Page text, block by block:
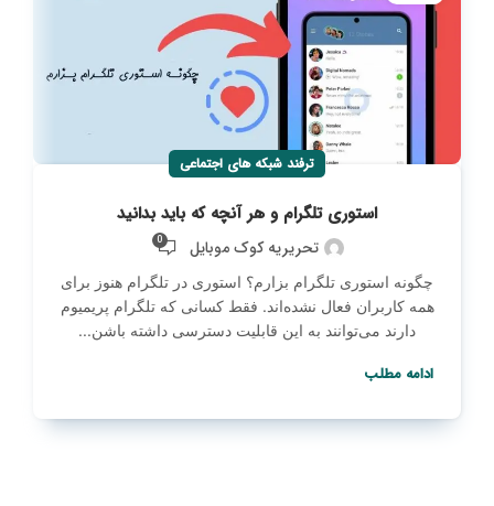
ترفند شبکه های اجتماعی
استوری تلگرام و هر آنچه که باید بدانید
تحریریه کوک موبایل 0
چگونه استوری تلگرام بزارم؟ استوری‌ در تلگرام هنوز برای
همه کاربران فعال نشده‌اند. فقط کسانی که تلگرام پریمیوم
دارند می‌توانند به این قابلیت دسترسی داشته باشن...
ادامه مطلب